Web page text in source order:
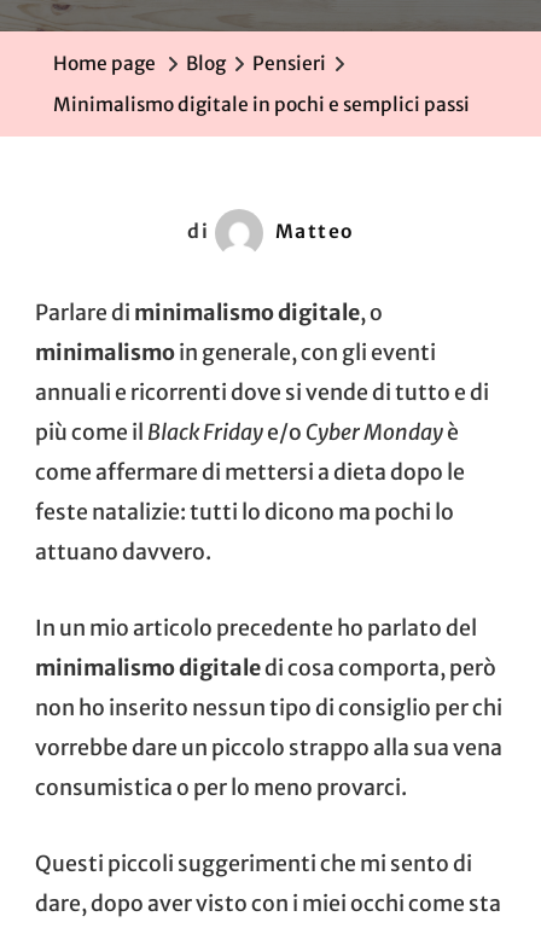
Pochi
E
Home page Blog
Pensieri
Minimalismo digitale in pochi e semplici passi
di Matteo
Parlare di minimalismo digitale, o
minimalismoin generale, con gli eventi
annuali e ricorrenti dove si vende di tutto e di
più come il Black Fridaye/o Cyber Mondayè
come affermare di mettersi a dieta dopo le
feste natalizie: tutti lo dicono ma pochi lo
attuano davvero.
In un mio articolo precedente ho parlato del
minimalismo digitaledi cosa comporta, però
non ho inserito nessun tipo di consiglio per chi
vorrebbe dare un piccolo strappo alla sua vena
consumistica o per lo meno provarci.
Questi piccoli suggerimenti che mi sento di
dare, dopo aver visto con i miei occhi come sta